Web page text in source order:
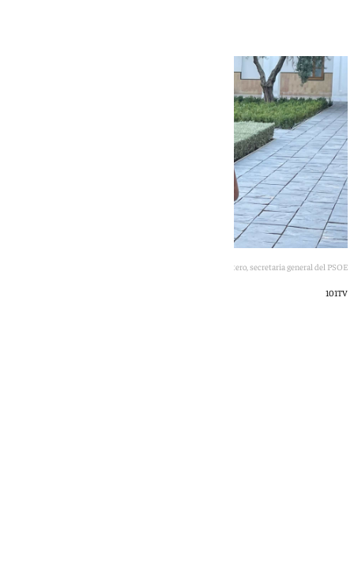
María Jesús Montero, secretaria general del PSOE
101TV